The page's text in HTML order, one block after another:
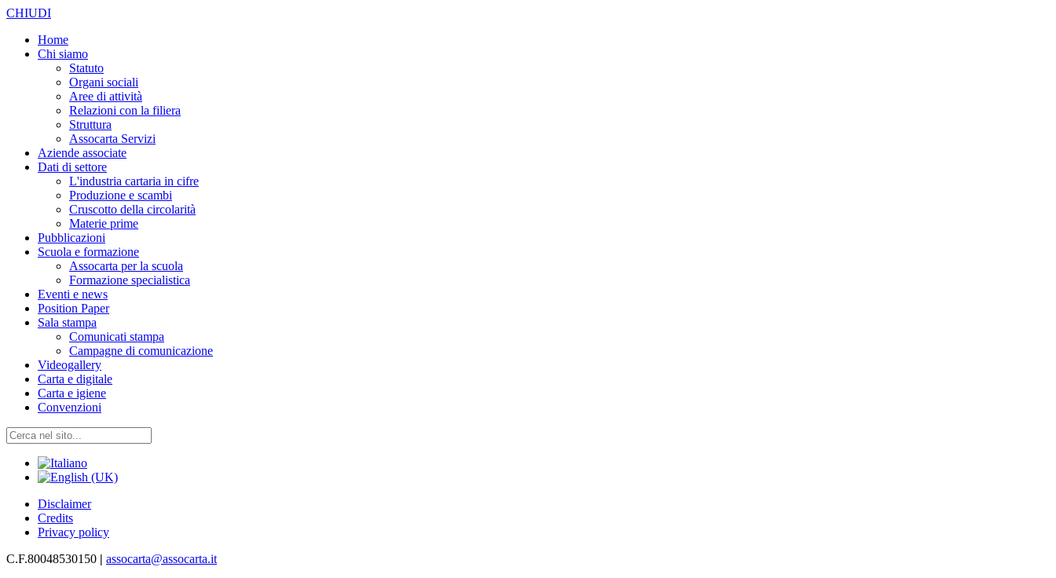
CHIUDI
Home
Chi siamo
Statuto
Organi sociali
Aree di attività
Relazioni con la filiera
Struttura
Assocarta Servizi
Aziende associate
Dati di settore
L'industria cartaria in cifre
Produzione e scambi
Cruscotto della circolarità
Materie prime
Pubblicazioni
Scuola e formazione
Assocarta per la scuola
Formazione specialistica
Eventi e news
Position Paper
Sala stampa
Comunicati stampa
Campagne di comunicazione
Videogallery
Carta e digitale
Carta e igiene
Convenzioni
Disclaimer
Credits
Privacy policy
C.F.80048530150 | assocarta@assocarta.it